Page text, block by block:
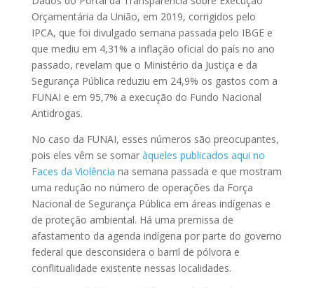
Orçamentária da União, em 2019, corrigidos pelo
IPCA, que foi divulgado semana passada pelo IBGE e
que mediu em 4,31% a inflação oficial do país no ano
passado, revelam que o Ministério da Justiça e da
Segurança Pública reduziu em 24,9% os gastos com a
FUNAI e em 95,7% a execução do Fundo Nacional
Antidrogas.
No caso da FUNAI, esses números são preocupantes,
pois eles vêm se somar àqueles publicados aqui no
Faces da Violência na semana passada e que mostram
uma redução no número de operações da Força
Nacional de Segurança Pública em áreas indígenas e
de proteção ambiental. Há uma premissa de
afastamento da agenda indígena por parte do governo
federal que desconsidera o barril de pólvora e
conflitualidade existente nessas localidades.